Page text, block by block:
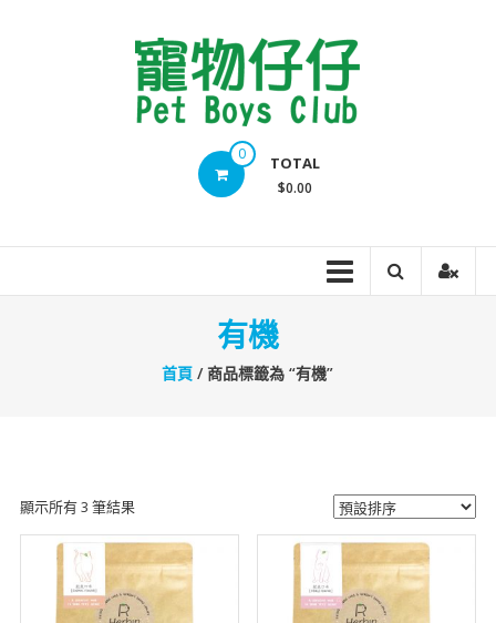
0 TOTAL
$0.00
有機
首頁 / 商品標籤為 “有機”
顯示所有 3 筆結果